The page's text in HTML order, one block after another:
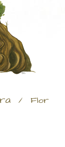
/ Flor